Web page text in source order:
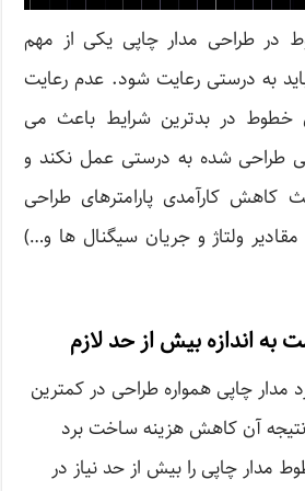
در طراحی مدار چاپی یکی از مهم
به درستی رعایت شود. عدم رعایت
در بدترین شرایط باعث می
طراحی شده به درستی عمل نکند و
کاهش کارآمدی پارامترهای طراحی
ولتاژ و جریان سیگنال ها و…)
اندازه بیش از حد لازم
مدار چاپی همواره طراحی در کمترین
نتیجه آن کاهش هزینه ساخت برد
چاپی را بیش از حد نیاز در